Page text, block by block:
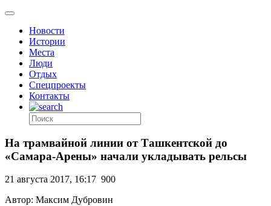
Новости
Истории
Места
Люди
Отдых
Спецпроекты
Контакты
На трамвайной линии от Ташкентской до
«Самара-Арены» начали укладывать рельсы
21 августа 2017, 16:17 900
Автор: Максим Дубровин